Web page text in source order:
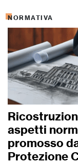
NORMATIVA
aspetti
promosso
Protezione